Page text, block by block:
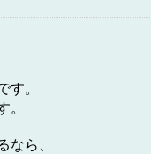
す。
なら、